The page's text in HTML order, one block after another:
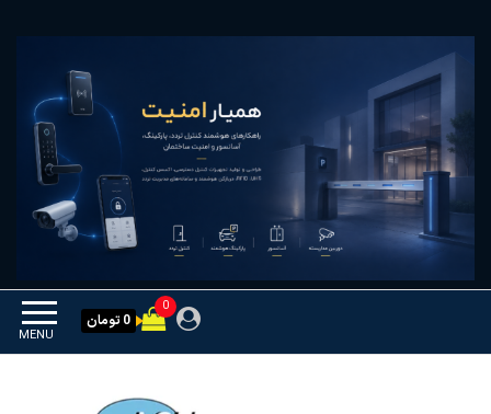
همیار امنیت
MENU
0
0 تومان